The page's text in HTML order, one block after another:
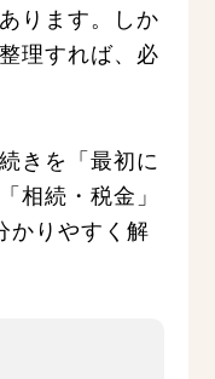
ります。しか
理すれば、必
きを「最初に
相続・税金」
かりやすく解